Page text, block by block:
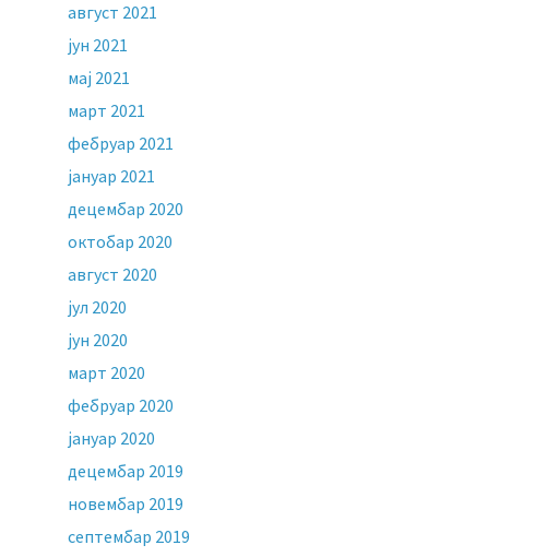
август 2021
јун 2021
мај 2021
март 2021
фебруар 2021
јануар 2021
децембар 2020
октобар 2020
август 2020
јул 2020
јун 2020
март 2020
фебруар 2020
јануар 2020
децембар 2019
новембар 2019
септембар 2019